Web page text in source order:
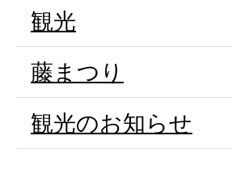
観光
藤まつり
観光のお知らせ